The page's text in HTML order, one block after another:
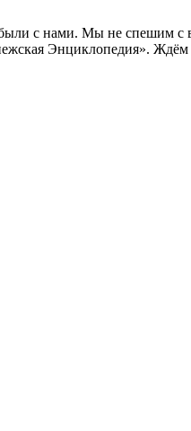
с нами. Мы не спешим
Энциклопедия». Ждём